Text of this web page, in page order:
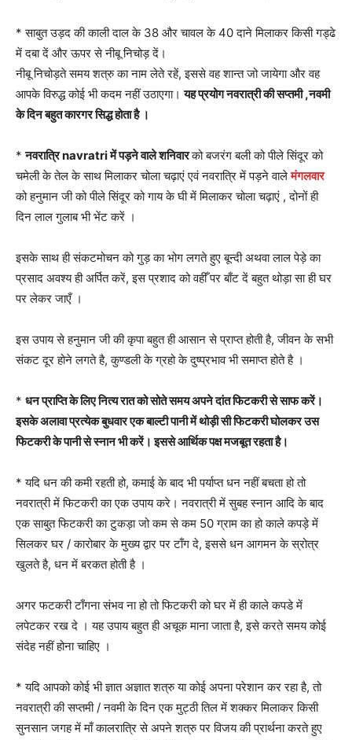
* साबुत उड़द की काली दाल के 38 और चावल के 40 दाने मिलाकर किसी गड्ढे
में दबा दें और ऊपर से नीबू निचोड़ दें।
नीबू निचोड़ते समय शत्रु का नाम लेते रहें, इससे वह शान्त जो जायेगा और वह
आपके विरुद्ध कोई भी कदम नहीं उठाएगा।यह प्रयोग नवरात्री की सप्तमी ,नवमी
के दिन बहुत कारगर सिद्ध होता है ।
*नवरात्रि navratri में पड़ने वाले शनिवारको बजरंग बली को पीले सिंदूर को
चमेली के तेल के साथ मिलाकर चोला चढ़ाएं एवं नवरात्रि में पड़ने वालेमंगलवार
को हनुमान जी को पीले सिंदूर को गाय के घी में मिलाकर चोला चढ़ाएं , दोनों ही
दिन लाल गुलाब भी भेंट करें ।
इसके साथ ही संकटमोचन को गुड़ का भोग लगते हुए बून्दी अथवा लाल पेड़े का
प्रसाद अवश्य ही अर्पित करें, इस प्रशाद को वहीँ पर बाँट दें बहुत थोड़ा सा ही घर
पर लेकर जाएँ ।
इस उपाय से हनुमान जी की कृपा बहुत ही आसान से प्राप्त होती है, जीवन के सभी
संकट दूर होने लगते है, कुण्डली के ग्रहो के दुष्प्रभाव भी समाप्त होते है ।
* धन प्राप्ति के लिए नित्य रात को सोते समय अपने दांत फिटकरी से साफ करें।
इसके अलावा प्रत्येक बुधवार एक बाल्टी पानी में थोड़ी सी फिटकरी घोलकर उस
फिटकरी के पानी से स्नान भी करें। इससे आर्थिक पक्ष मजबूत रहता है।
* यदि धन की कमी रहती हो, कमाई के बाद भी पर्याप्त धन नहीं बचता हो तो
नवरात्री में फिटकरी का एक उपाय करे। नवरात्री में सुबह स्नान आदि के बाद
एक साबुत फिटकरी का टुकड़ा जो कम से कम 50 ग्राम का हो काले कपड़े में
सिलकर घर / कारोबार के मुख्य द्वार पर टाँग दे, इससे धन आगमन के स्रोत्र
खुलते है, धन में बरकत होती है ।
अगर फटकरी टाँगना संभव ना हो तो फिटकरी को घर में ही काले कपडे में
लपेटकर रख दे । यह उपाय बहुत ही अचूक माना जाता है, इसे करते समय कोई
संदेह नहीं होना चाहिए ।
* यदि आपको कोई भी ज्ञात अज्ञात शत्रु या कोई अपना परेशान कर रहा है, तो
नवरात्री की सप्तमी / नवमी के दिन एक मुट्ठी तिल में शक्कर मिलाकर किसी
सुनसान जगह में माँ कालरात्रि से अपने शत्रु पर विजय की प्रार्थना करते हुए